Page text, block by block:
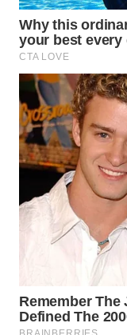
MANDALIKA
WN
WN
LABUANBAJO
WN
BORNEO
Wahana
Group
WAHANA
NEWS